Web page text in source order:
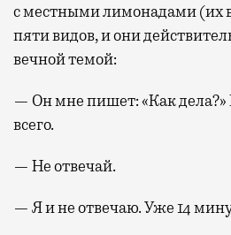
с местными лимонадами (их
пяти видов, и они
вечной темой:
— Он мне пишет: «Как дела?»
всего.
— Не отвечай.
— Я и не отвечаю. Уже 14